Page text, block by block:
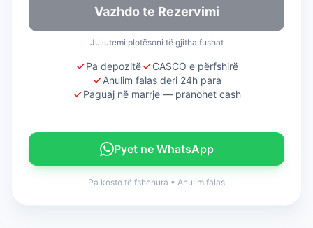
Vazhdo te Rezervimi
Ju lutemi plotësoni të gjitha fushat
Pa depozitë
CASCO e përfshirë
Anulim falas deri 24h para
Paguaj në marrje — pranohet cash
Pyet ne WhatsApp
Pa kosto të fshehura • Anulim falas